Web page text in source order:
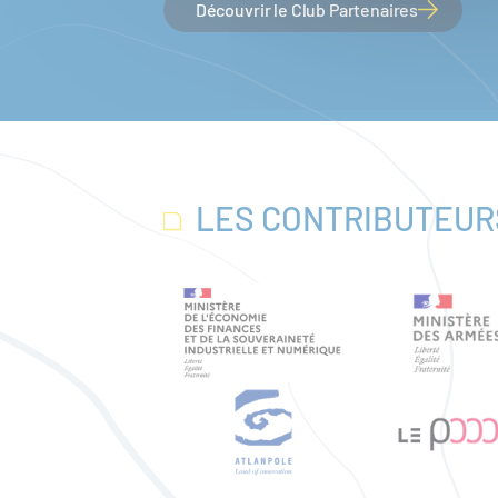
Découvrir le Club Partenaires
LES